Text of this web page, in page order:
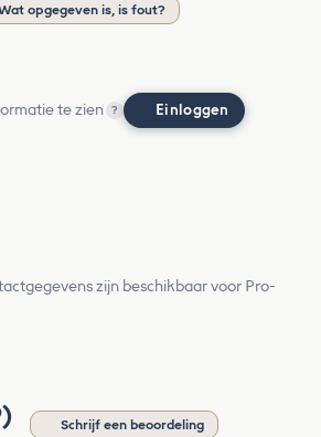
opgegeven is, is fout?
te zien ? Einloggen
zijn beschikbaar voor Pro-
Schrijf een beoordeling